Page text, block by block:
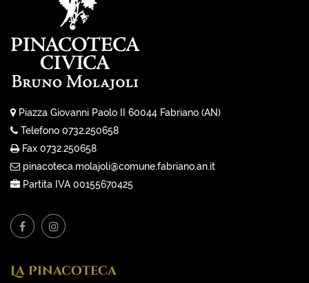
Piazza Giovanni Paolo II 60044 Fabriano (AN)
Telefono 0732.250658
Fax 0732.250658
pinacoteca.molajoli@comune.fabriano.an.it
Partita IVA 00155670425
La Pinacoteca